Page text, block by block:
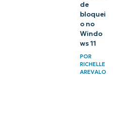
de
bloquei
o no
Windo
ws 11
POR
RICHELLE
AREVALO